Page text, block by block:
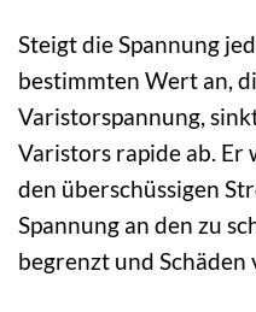
Steigt die Spannung
bestimmten Wert an,
Varistorspannung,
Varistors rapide ab.
den überschüssigen
Spannung an den zu
begrenzt und